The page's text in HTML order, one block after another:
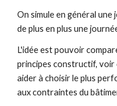
On simule en général
de plus en plus une
L'idée est pouvoir
principes constructif, voir
aider à choisir le plus
aux contraintes du